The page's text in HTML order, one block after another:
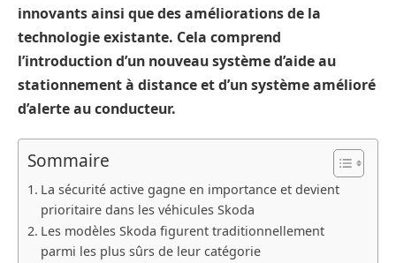
innovants ainsi que des améliorations de la
technologie existante. Cela comprend
l’introduction d’un nouveau système d’aide au
stationnement à distance et d’un système amélioré
d’alerte au conducteur.
Sommaire
La sécurité active gagne en importance et devient
prioritaire dans les véhicules Skoda
Les modèles Skoda figurent traditionnellement
parmi les plus sûrs de leur catégorie